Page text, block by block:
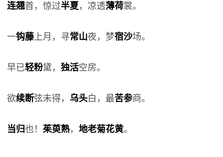
连翘首，惊过半夏 ，凉透薄荷裳。
一钩藤上月，寻常山夜，梦宿沙场。
早已轻粉黛，独活空房。
欲续断弦未得， 乌头白，最苦参商。
当归也！ 茱萸熟，地老菊花黄。